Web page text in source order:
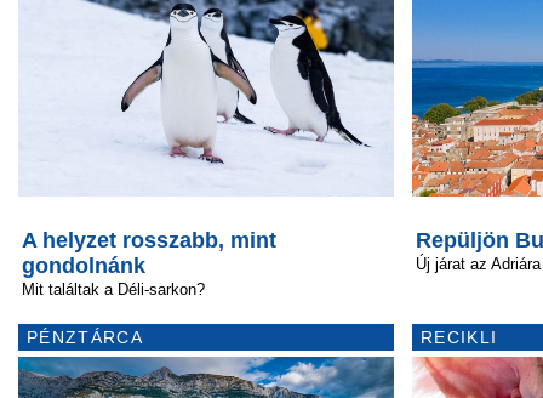
A helyzet rosszabb, mint
gondolnánk
Mit találtak a Déli-sarkon?
PÉNZTÁRCA
Repüljön
Új járat az Adriára
RECIKLI